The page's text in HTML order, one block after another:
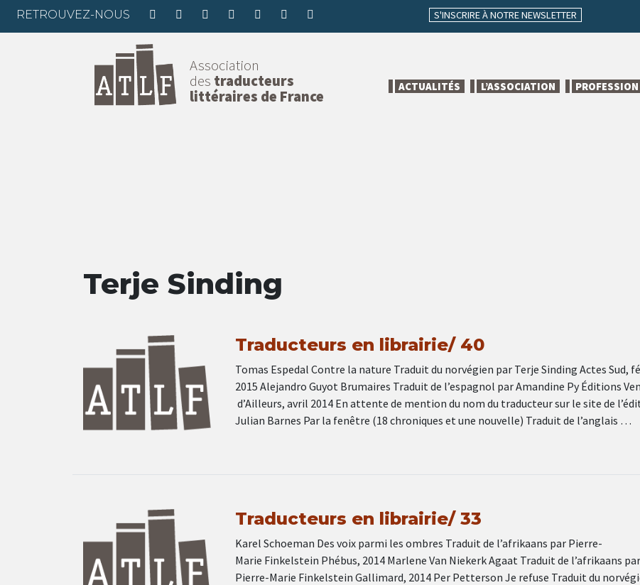
RETROUVEZ-NOUS S'INSCRIRE À NOTRE NEWSLETTER
Association
des traducteurs
littéraires de France
ACTUALITÉS L’ASSOCIATION
Terje Sinding
Traducteurs en librairie/ 40
Tomas Espedal Contre la nature Traduit du norvégien par Terje Sinding Actes Sud,
2015 Alejandro Guyot Brumaires Traduit de l’espagnol par Amandine Py Éditions
d’Ailleurs, avril 2014 En attente de mention du nom du traducteur sur le site de
Julian Barnes Par la fenêtre (18 chroniques et une nouvelle) Traduit de l’anglais …
Traducteurs en librairie/ 33
Karel Schoeman Des voix parmi les ombres Traduit de l’afrikaans par Pierre-
Marie Finkelstein Phébus, 2014 Marlene Van Niekerk Agaat Traduit de l’afrikaans par
Pierre-Marie Finkelstein Gallimard, 2014 Per Petterson Je refuse Traduit du